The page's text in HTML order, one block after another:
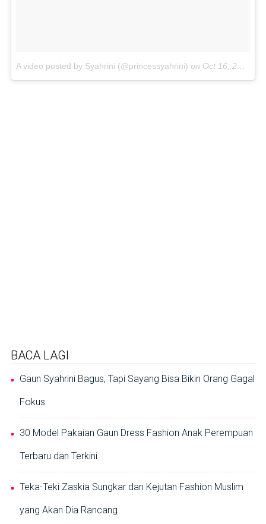
A video posted by Syahrini (@princessyahrini) on Oct 16, 2016 at 9:06pm PDT
BACA LAGI
Gaun Syahrini Bagus, Tapi Sayang Bisa Bikin Orang Gagal
Fokus
30 Model Pakaian Gaun Dress Fashion Anak Perempuan
Terbaru dan Terkini
Teka-Teki Zaskia Sungkar dan Kejutan Fashion Muslim
yang Akan Dia Rancang